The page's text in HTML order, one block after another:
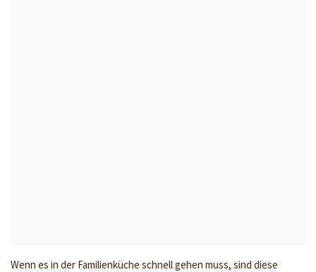
Wenn es in der Familienküche schnell gehen muss, sind diese